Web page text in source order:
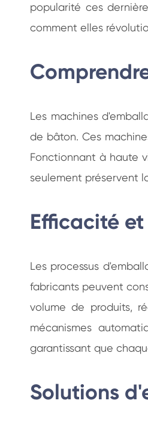
popularité ces
comment elles
Les machines
de bâton. Ces
Fonctionnant à haute
seulement préservent
Efficacité
Les processus
fabricants peuvent
volume de produits,
mécanismes
garantissant que
Solutions